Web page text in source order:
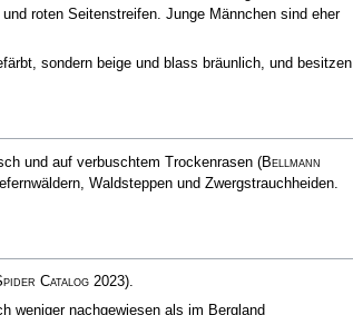
roten Seitenstreifen. Junge Männchen sind eher
sondern beige und blass bräunlich, und besitzen
und auf verbuschtem Trockenrasen (Bellmann
Waldsteppen und Zwergstrauchheiden.
Catalog2023).
weniger nachgewiesen als im Bergland